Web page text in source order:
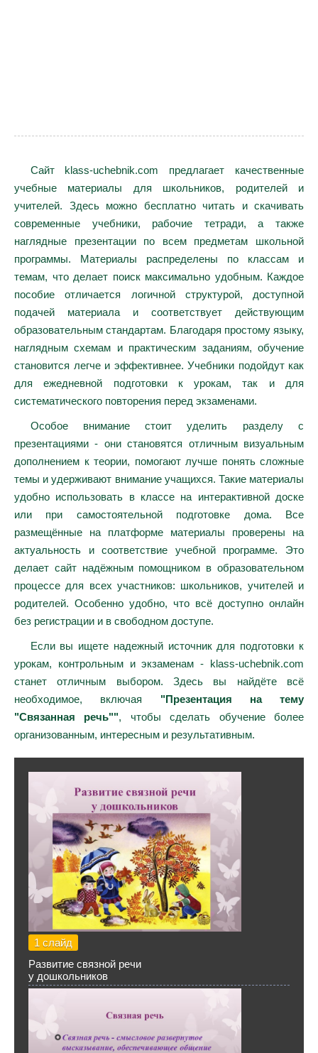
Сайт klass-uchebnik.com предлагает качественные
учебные материалы для школьников, родителей и
учителей. Здесь можно бесплатно читать и скачивать
современные учебники, рабочие тетради, а также
наглядные презентации по всем предметам школьной
программы. Материалы распределены по классам и
темам, что делает поиск максимально удобным. Каждое
пособие отличается логичной структурой, доступной
подачей материала и соответствует действующим
образовательным стандартам. Благодаря простому языку,
наглядным схемам и практическим заданиям, обучение
становится легче и эффективнее. Учебники подойдут как
для ежедневной подготовки к урокам, так и для
систематического повторения перед экзаменами.
Особое внимание стоит уделить разделу с
презентациями - они становятся отличным визуальным
дополнением к теории, помогают лучше понять сложные
темы и удерживают внимание учащихся. Такие материалы
удобно использовать в классе на интерактивной доске
или при самостоятельной подготовке дома. Все
размещённые на платформе материалы проверены на
актуальность и соответствие учебной программе. Это
делает сайт надёжным помощником в образовательном
процессе для всех участников: школьников, учителей и
родителей. Особенно удобно, что всё доступно онлайн
без регистрации и в свободном доступе.
Если вы ищете надежный источник для подготовки к
урокам, контрольным и экзаменам - klass-uchebnik.com
станет отличным выбором. Здесь вы найдёте всё
необходимое, включая "Презентация на тему
"Связанная речь"", чтобы сделать обучение более
организованным, интересным и результативным.
1 слайд
Развитие связной речи
у дошкольников